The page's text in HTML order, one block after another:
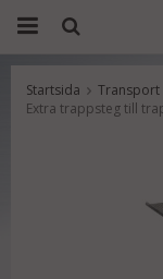
Startsida Transport
Extra trappsteg till